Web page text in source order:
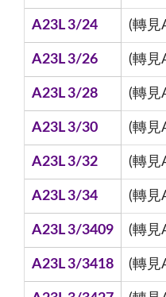
A23L 3/24 (轉見
A23L 3/26 (轉見
A23L 3/28 (轉見
A23L 3/30 (轉見
A23L 3/32 (轉見
A23L 3/34 (轉見
A23L 3/3409 (轉見
A23L 3/3418 (轉見